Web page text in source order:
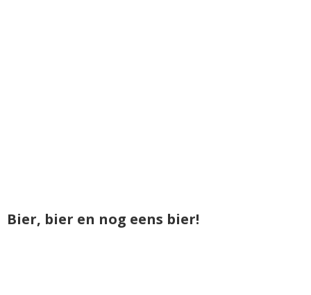
Bier, bier en nog eens bier!